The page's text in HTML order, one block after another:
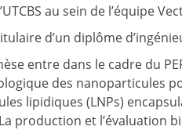
au sein de l’équipe
d’un diplôme
entre dans le cadre du
des nanoparticules
lipidiques (LNPs)
production et l’évaluation